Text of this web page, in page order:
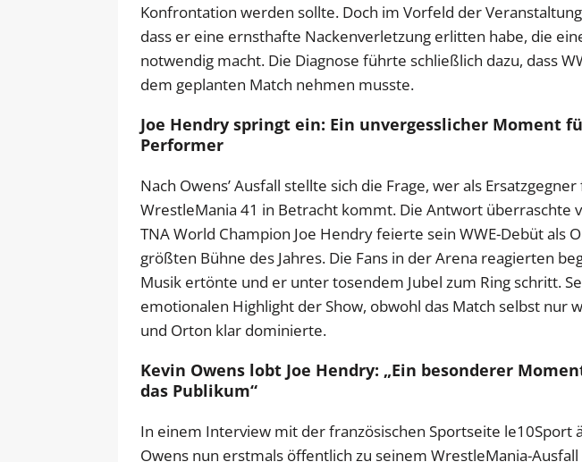
Konfrontation werden sollte. Doch im Vorfeld der
dass er eine ernsthafte Nackenverletzung erlitten habe, die
notwendig macht. Die Diagnose führte schließlich dazu, dass
dem geplanten Match nehmen musste.
Joe Hendry springt ein: Ein unvergesslicher Moment
Performer
Nach Owens’ Ausfall stellte sich die Frage, wer als
WrestleMania 41 in Betracht kommt. Die Antwort überraschte
TNA World Champion Joe Hendry feierte sein WWE-Debüt als
größten Bühne des Jahres. Die Fans in der Arena reagierten
Musik ertönte und er unter tosendem Jubel zum Ring schritt.
emotionalen Highlight der Show, obwohl das Match selbst nur
und Orton klar dominierte.
Kevin Owens lobt Joe Hendry: „Ein besonderer
das Publikum“
In einem Interview mit der französischen Sportseite le10Sport
Owens nun erstmals öffentlich zu seinem WrestleMania-